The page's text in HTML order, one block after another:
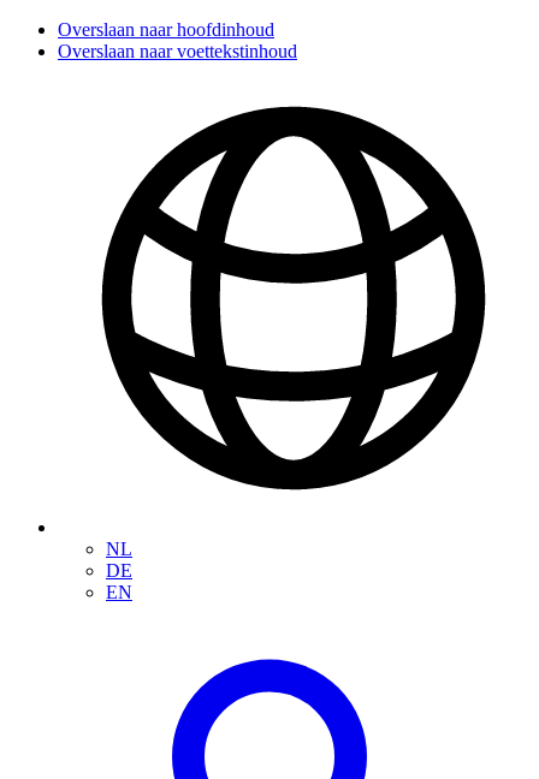
Overslaan naar hoofdinhoud
Overslaan naar voettekstinhoud
NL
DE
EN